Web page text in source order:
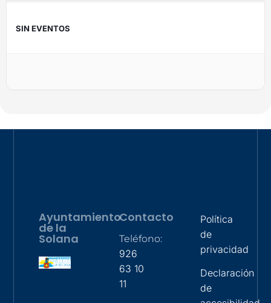
SIN EVENTOS
Ayuntamiento
de la
Solana
Contacto
Teléfono:
926
63 10
11
Política
de
privacidad
Declaración
de